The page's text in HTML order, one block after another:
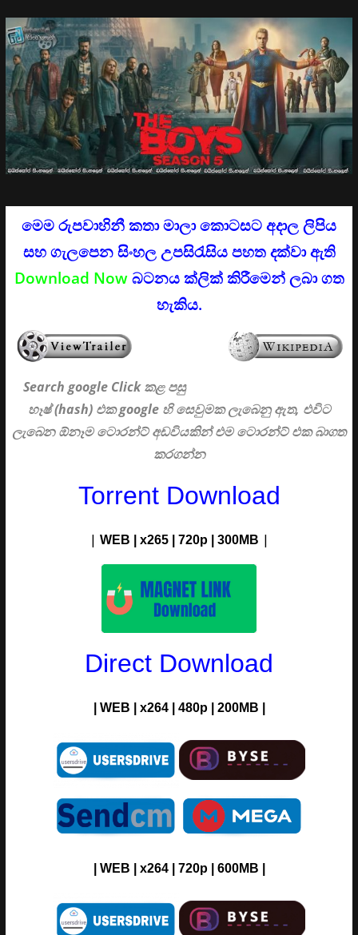
මෙම රුපවාහිනී කතා මාලා කොටසට අදාල ලිපිය
සහ ගැලපෙන සිංහල උපසිරැසිය පහත දක්වා ඇති
Download Nowබටනය ක්ලික් කිරීමෙන් ලබා ගත
හැකිය.
Search google Clickකළ පසු
හෑෂ් (hash) එක google හි සෙවුමක ලැබෙනු ඇත, එවිට
ලැබෙන ඕනෑම ටොරන්ට් අඩවියකින් එම ටොරන්ට් එක බාගත
කරගන්න
Torrent Download
| WEB | x265 | 720p | 300M B |
Direct Download
| WEB | x264 | 480p | 200MB |
| WEB | x264 | 720p | 600MB |